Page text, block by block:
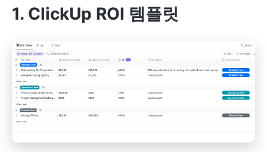
1. ClickUp ROI 템플릿